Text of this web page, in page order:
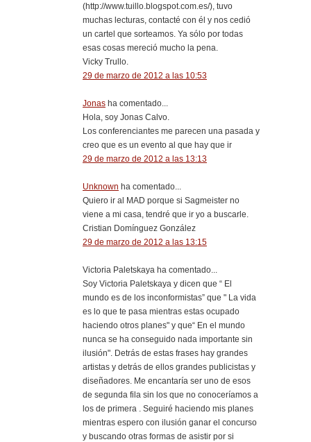
(http://www.tuillo.blogspot.com.es/), tuvo
muchas lecturas, contacté con él y nos cedió
un cartel que sorteamos. Ya sólo por todas
esas cosas mereció mucho la pena.
Vicky Trullo.
29 de marzo de 2012 a las 10:53
Jonas ha comentado...
Hola, soy Jonas Calvo.
Los conferenciantes me parecen una pasada y
creo que es un evento al que hay que ir
29 de marzo de 2012 a las 13:13
Unknown ha comentado...
Quiero ir al MAD porque si Sagmeister no
viene a mi casa, tendré que ir yo a buscarle.
Cristian Domínguez González
29 de marzo de 2012 a las 13:15
Victoria Paletskaya ha comentado...
Soy Victoria Paletskaya y dicen que “ El
mundo es de los inconformistas” que " La vida
es lo que te pasa mientras estas ocupado
haciendo otros planes" y que“ En el mundo
nunca se ha conseguido nada importante sin
ilusión". Detrás de estas frases hay grandes
artistas y detrás de ellos grandes publicistas y
diseñadores. Me encantaría ser uno de esos
de segunda fila sin los que no conoceríamos a
los de primera . Seguiré haciendo mis planes
mientras espero con ilusión ganar el concurso
y buscando otras formas de asistir por si